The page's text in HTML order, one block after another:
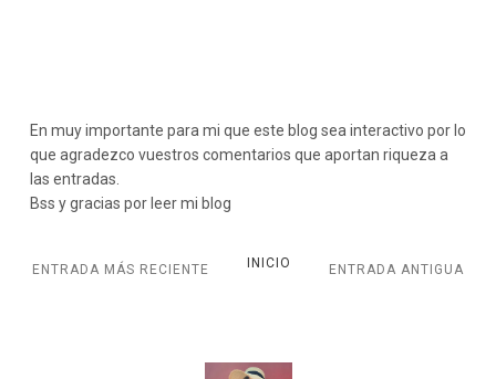
En muy importante para mi que este blog sea interactivo por lo
que agradezco vuestros comentarios que aportan riqueza a
las entradas.
Bss y gracias por leer mi blog
ENTRADA MÁS RECIENTE ENTRADA ANTIGUA
INICIO